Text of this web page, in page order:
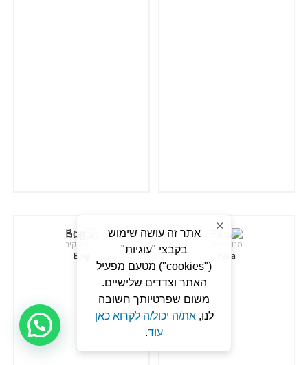
מנורת קיר
Fara
מנורת קיר
Bog
זקוקים לעזרה?
×
אתר זה עושה שימוש
בקבצי "עוגיות"
("cookies") מטעם מפעיל
האתר וצדדים שלישיים.
משום שפרטיותך חשובה
לנו,את/ה יכול/ה לקרוא כאן
עוד.